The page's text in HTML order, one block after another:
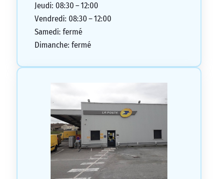
Jeudi: 08:30 – 12:00
Vendredi: 08:30 – 12:00
Samedi: fermé
Dimanche: fermé